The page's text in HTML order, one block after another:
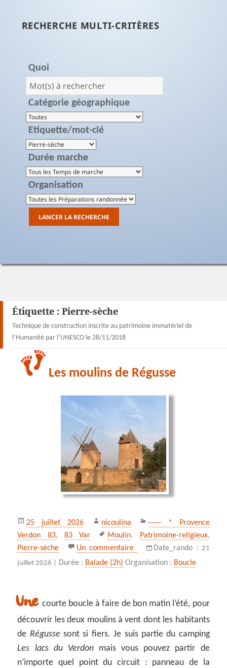
RECHERCHE MULTI-CRITÈRES
Quoi
Catégorie géographique
Etiquette/mot-clé
Durée marche
Organisation
Étiquette : Pierre-sèche
Technique de construction inscrite au patrimoine immatériel de
l’Humanité par l’UNESCO le 28/11/2018
Les moulins de Régusse
Publié
le
25 juillet 2026 Auteur
nicoulina Catégories
----- * Provence
Verdon 83, 83 Var
Mots-
clés
Moulin, Patrimoine-religieux,
Pierre-sèche
Un commentaire sur Les moulins de Régusse
Date_rando : 21
juillet 2026 |
Durée : Balade (2h) Organisation : Boucle
Une courte boucle à faire de bon matin l’été, pour
découvrir les deux moulins à vent dont les habitants
de Régusse sont si fiers. Je suis partie du camping
Les lacs du Verdonmais vous pouvez partir de
n’importe quel point du circuit : panneau de la